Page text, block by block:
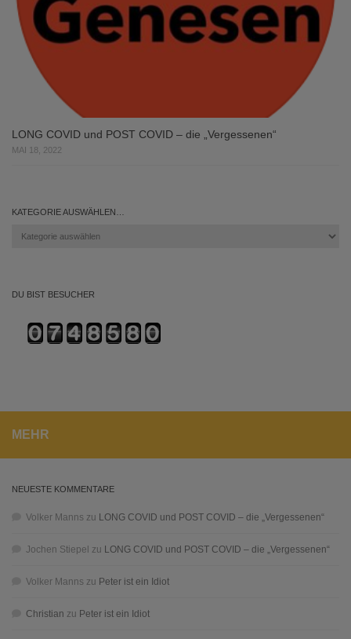
LONG COVID und POST COVID – die „Vergessenen“
MAI 18, 2022
KATEGORIE AUSWÄHLEN…
DU BIST BESUCHER
MEHR
NEUESTE KOMMENTARE
Volker Manns zu LONG COVID und POST COVID – die „Vergessenen“
Jochen Stiepel zu LONG COVID und POST COVID – die „Vergessenen“
Volker Manns zu Peter ist ein Idiot
Christian zu Peter ist ein Idiot